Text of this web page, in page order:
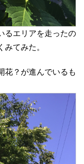
るエリアを走ったの
てみた。
花？が進んでいるも